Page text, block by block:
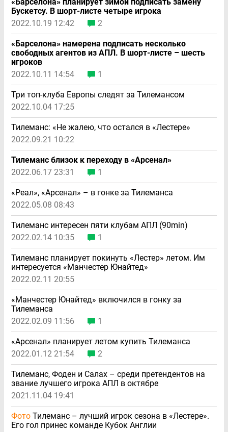
Бускетсу. В шорт-листе четыре игрока
2022.10.19 12:42
2
«Барселона» намерена подписать несколько
свободных агентов из АПЛ. В шорт-листе – шесть
игроков
2022.10.11 14:54
1
Три топ-клуба Европы следят за Тилемансом
2022.10.04 17:25
Тилеманс: «Не жалею, что остался в «Лестере»
2022.09.21 10:22
Тилеманс близок к переходу в «Арсенал»
2022.06.17 23:31
1
«Реал», «Арсенал» – в гонке за Тилеманса
2022.05.08 08:43
Тилеманс интересен пяти клубам АПЛ (90min)
2022.02.14 10:35
1
Тилеманс планирует покинуть «Лестер» летом. Им
интересуется «Манчестер Юнайтед»
2022.02.11 20:55
«Манчестер Юнайтед» включился в гонку за
Тилеманса
2022.02.09 11:56
1
«Арсенал» планирует летом купить Тилеманса
2022.01.12 21:54
2
Тилеманс, Фоден и Салах – среди претендентов на
звание лучшего игрока АПЛ в октябре
2021.11.04 19:41
Фото Тилеманс – лучший игрок сезона в «Лестере».
Его гол принес команде Кубок Англии